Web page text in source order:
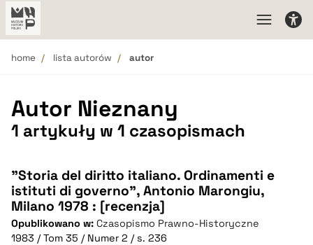
home lista autorów autor
Autor Nieznany
1 artykuły w 1 czasopismach
"Storia del diritto italiano. Ordinamenti e
istituti di governo", Antonio Marongiu,
Milano 1978 : [recenzja]
Opublikowano w: Czasopismo Prawno-Historyczne
1983 / Tom 35 / Numer 2 / s. 236